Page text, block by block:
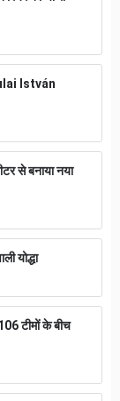
István
से बनाया नया
योद्धा
टीमों के बीच